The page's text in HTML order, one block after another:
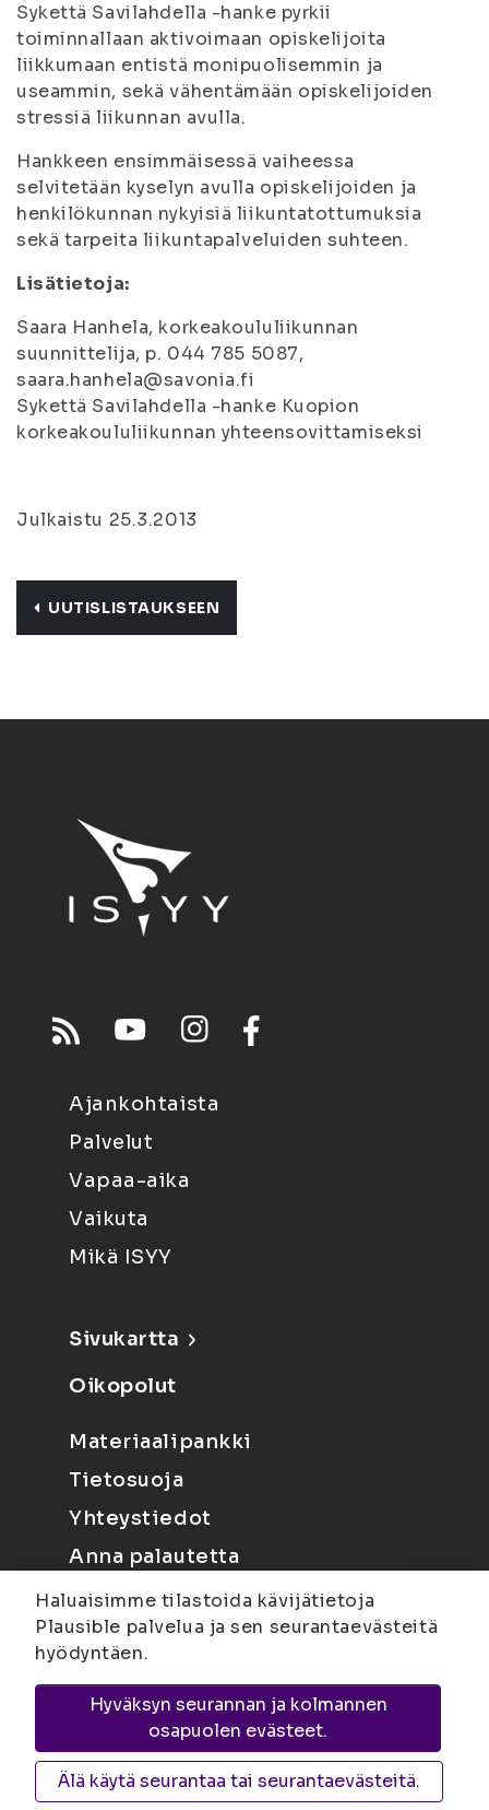
Sykettä Savilahdella -hanke pyrkii
toiminnallaan aktivoimaan opiskelijoita
liikkumaan entistä monipuolisemmin ja
useammin, sekä vähentämään opiskelijoiden
stressiä liikunnan avulla.
Hankkeen ensimmäisessä vaiheessa
selvitetään kyselyn avulla opiskelijoiden ja
henkilökunnan nykyisiä liikuntatottumuksia
sekä tarpeita liikuntapalveluiden suhteen.
Lisätietoja:
Saara Hanhela, korkeakoululiikunnan
suunnittelija, p. 044 785 5087,
saara.hanhela@savonia.fi
Sykettä Savilahdella -hanke Kuopion
korkeakoululiikunnan yhteensovittamiseksi
Julkaistu 25.3.2013
UUTISLISTAUKSEEN
Ajankohtaista
Palvelut
Vapaa-aika
Vaikuta
Mikä ISYY
Sivukartta
Oikopolut
Materiaalipankki
Tietosuoja
Yhteystiedot
Anna palautetta
Joensuu
Suvantokatu 6, 80100 Joensuu |
KuopioYliopistonranta 15, PL 1627, 70211
Kuopio
Haluaisimme tilastoida kävijätietoja
Plausible palvelua ja sen seurantaevästeitä
hyödyntäen.
Hyväksyn seurannan ja kolmannen
osapuolen evästeet.
Älä käytä seurantaa tai seurantaevästeitä.